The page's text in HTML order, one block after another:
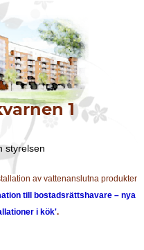
styrelsen
av vattenanslutna produkter
till bostadsrättshavare – nya
i kök'.